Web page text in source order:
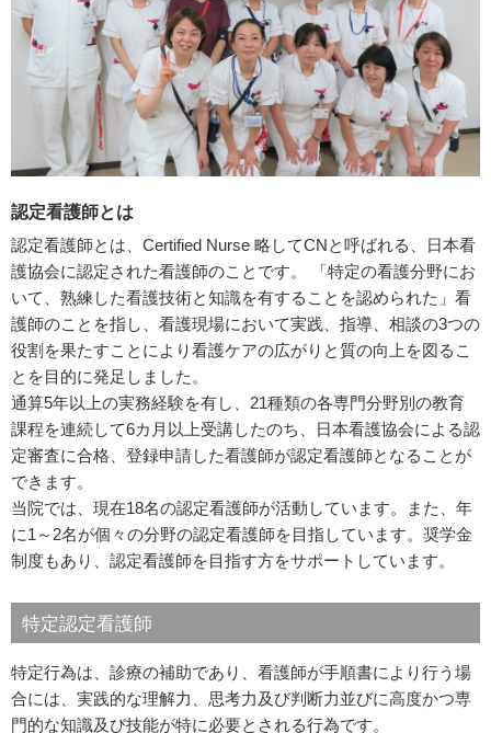
認定看護師とは
認定看護師とは、Certified Nurse 略してCNと呼ばれる、日本看
護協会に認定された看護師のことです。 「特定の看護分野にお
いて、熟練した看護技術と知識を有することを認められた」看
護師のことを指し、看護現場において実践、指導、相談の3つの
役割を果たすことにより看護ケアの広がりと質の向上を図るこ
とを目的に発足しました。
通算5年以上の実務経験を有し、21種類の各専門分野別の教育
課程を連続して6カ月以上受講したのち、日本看護協会による認
定審査に合格、登録申請した看護師が認定看護師となることが
できます。
当院では、現在18名の認定看護師が活動しています。また、年
に1～2名が個々の分野の認定看護師を目指しています。奨学金
制度もあり、認定看護師を目指す方をサポートしています。
特定認定看護師
特定行為は、診療の補助であり、看護師が手順書により行う場
合には、実践的な理解力、思考力及び判断力並びに高度かつ専
門的な知識及び技能が特に必要とされる行為です。